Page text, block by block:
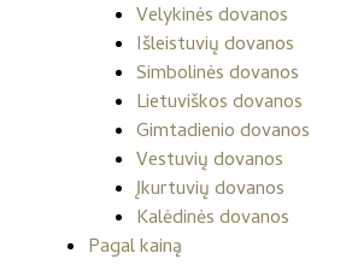
Velykinės dovanos
Išleistuvių dovanos
Simbolinės dovanos
Lietuviškos dovanos
Gimtadienio dovanos
Vestuvių dovanos
Įkurtuvių dovanos
Kalėdinės dovanos
Pagal kainą